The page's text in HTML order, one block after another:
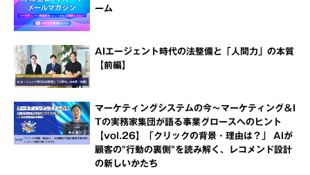
ーム
AIエージェント時代の法整備と「人間力」の本質
【前編】
マーケティングシステムの今～マーケティング＆I
Tの実務家集団が語る事業グロースへのヒント
【vol.26】「クリックの背景・理由は？」 AIが
顧客の"行動の裏側"を読み解く、レコメンド設計
の新しいかたち